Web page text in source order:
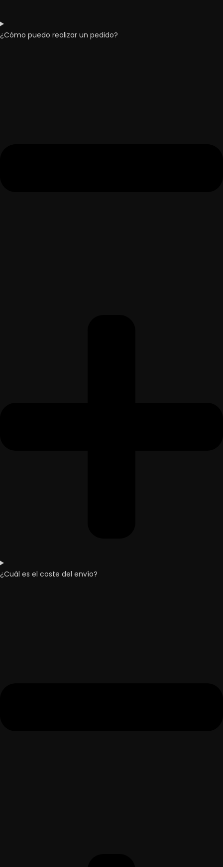
¿Cómo puedo realizar un pedido?
¿Cuál es el coste del envío?